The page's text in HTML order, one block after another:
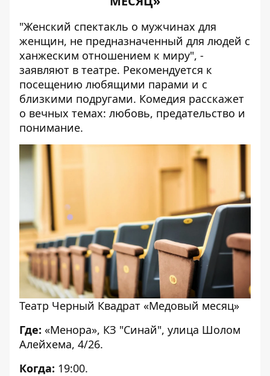
"Женский спектакль о мужчинах для
женщин, не предназначенный для людей с
ханжеским отношением к миру", -
заявляют в театре. Рекомендуется к
посещению любящими парами и с
близкими подругами. Комедия расскажет
о вечных темах: любовь, предательство и
понимание.
Театр Черный Квадрат «Медовый месяц»
Где: «Менора», КЗ "Синай", улица Шолом
Алейхема, 4/26.
Когда: 19:00.